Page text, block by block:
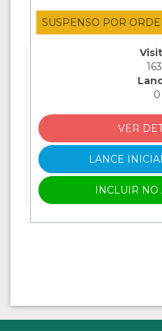
SUSPENSO POR
0
VER
LANCE
INCLUIR NO